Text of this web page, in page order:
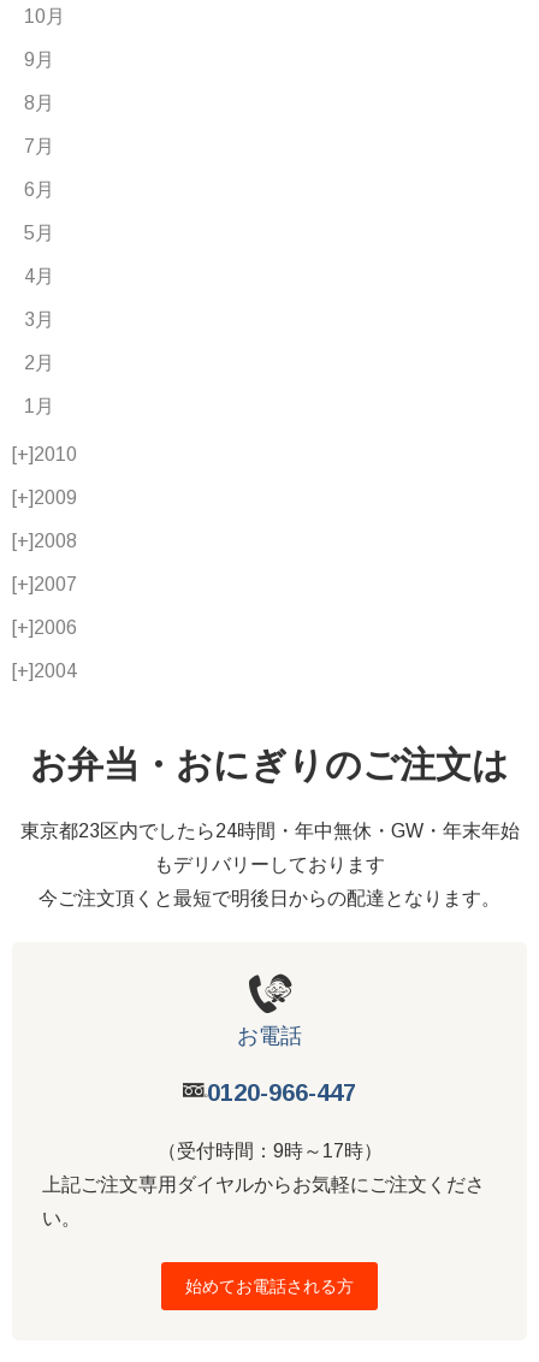
10月
9月
8月
7月
6月
5月
4月
3月
2月
1月
[+]2010
[+]2009
[+]2008
[+]2007
[+]2006
[+]2004
お弁当・おにぎりのご注文は
東京都23区内でしたら24時間・年中無休・GW・年末年始
もデリバリーしております
今ご注文頂くと最短で明後日からの配達となります。
お電話
0120-966-447
（受付時間：9時～17時）
上記ご注文専用ダイヤルからお気軽にご注文くださ
い。
始めてお電話される方